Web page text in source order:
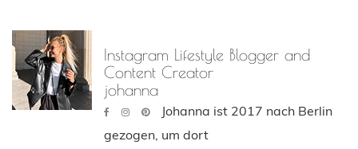
Instagram Lifestyle Blogger and
Content Creator
johanna
Johanna ist 2017 nach Berlin
gezogen, um dort